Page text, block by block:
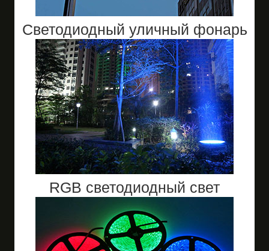
Светодиодный уличный фонарь
RGB светодиодный свет